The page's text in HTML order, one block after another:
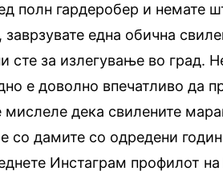
полн гардеробер и немате
една обична
сте за излегување во град.
е доволно впечатливо да
мислеле дека свилените
со дамите со одредени
Инстаграм профилот